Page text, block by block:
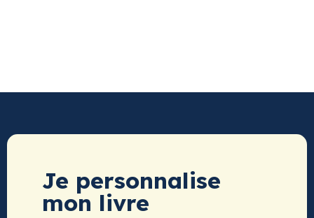
Je personnalise
mon livre